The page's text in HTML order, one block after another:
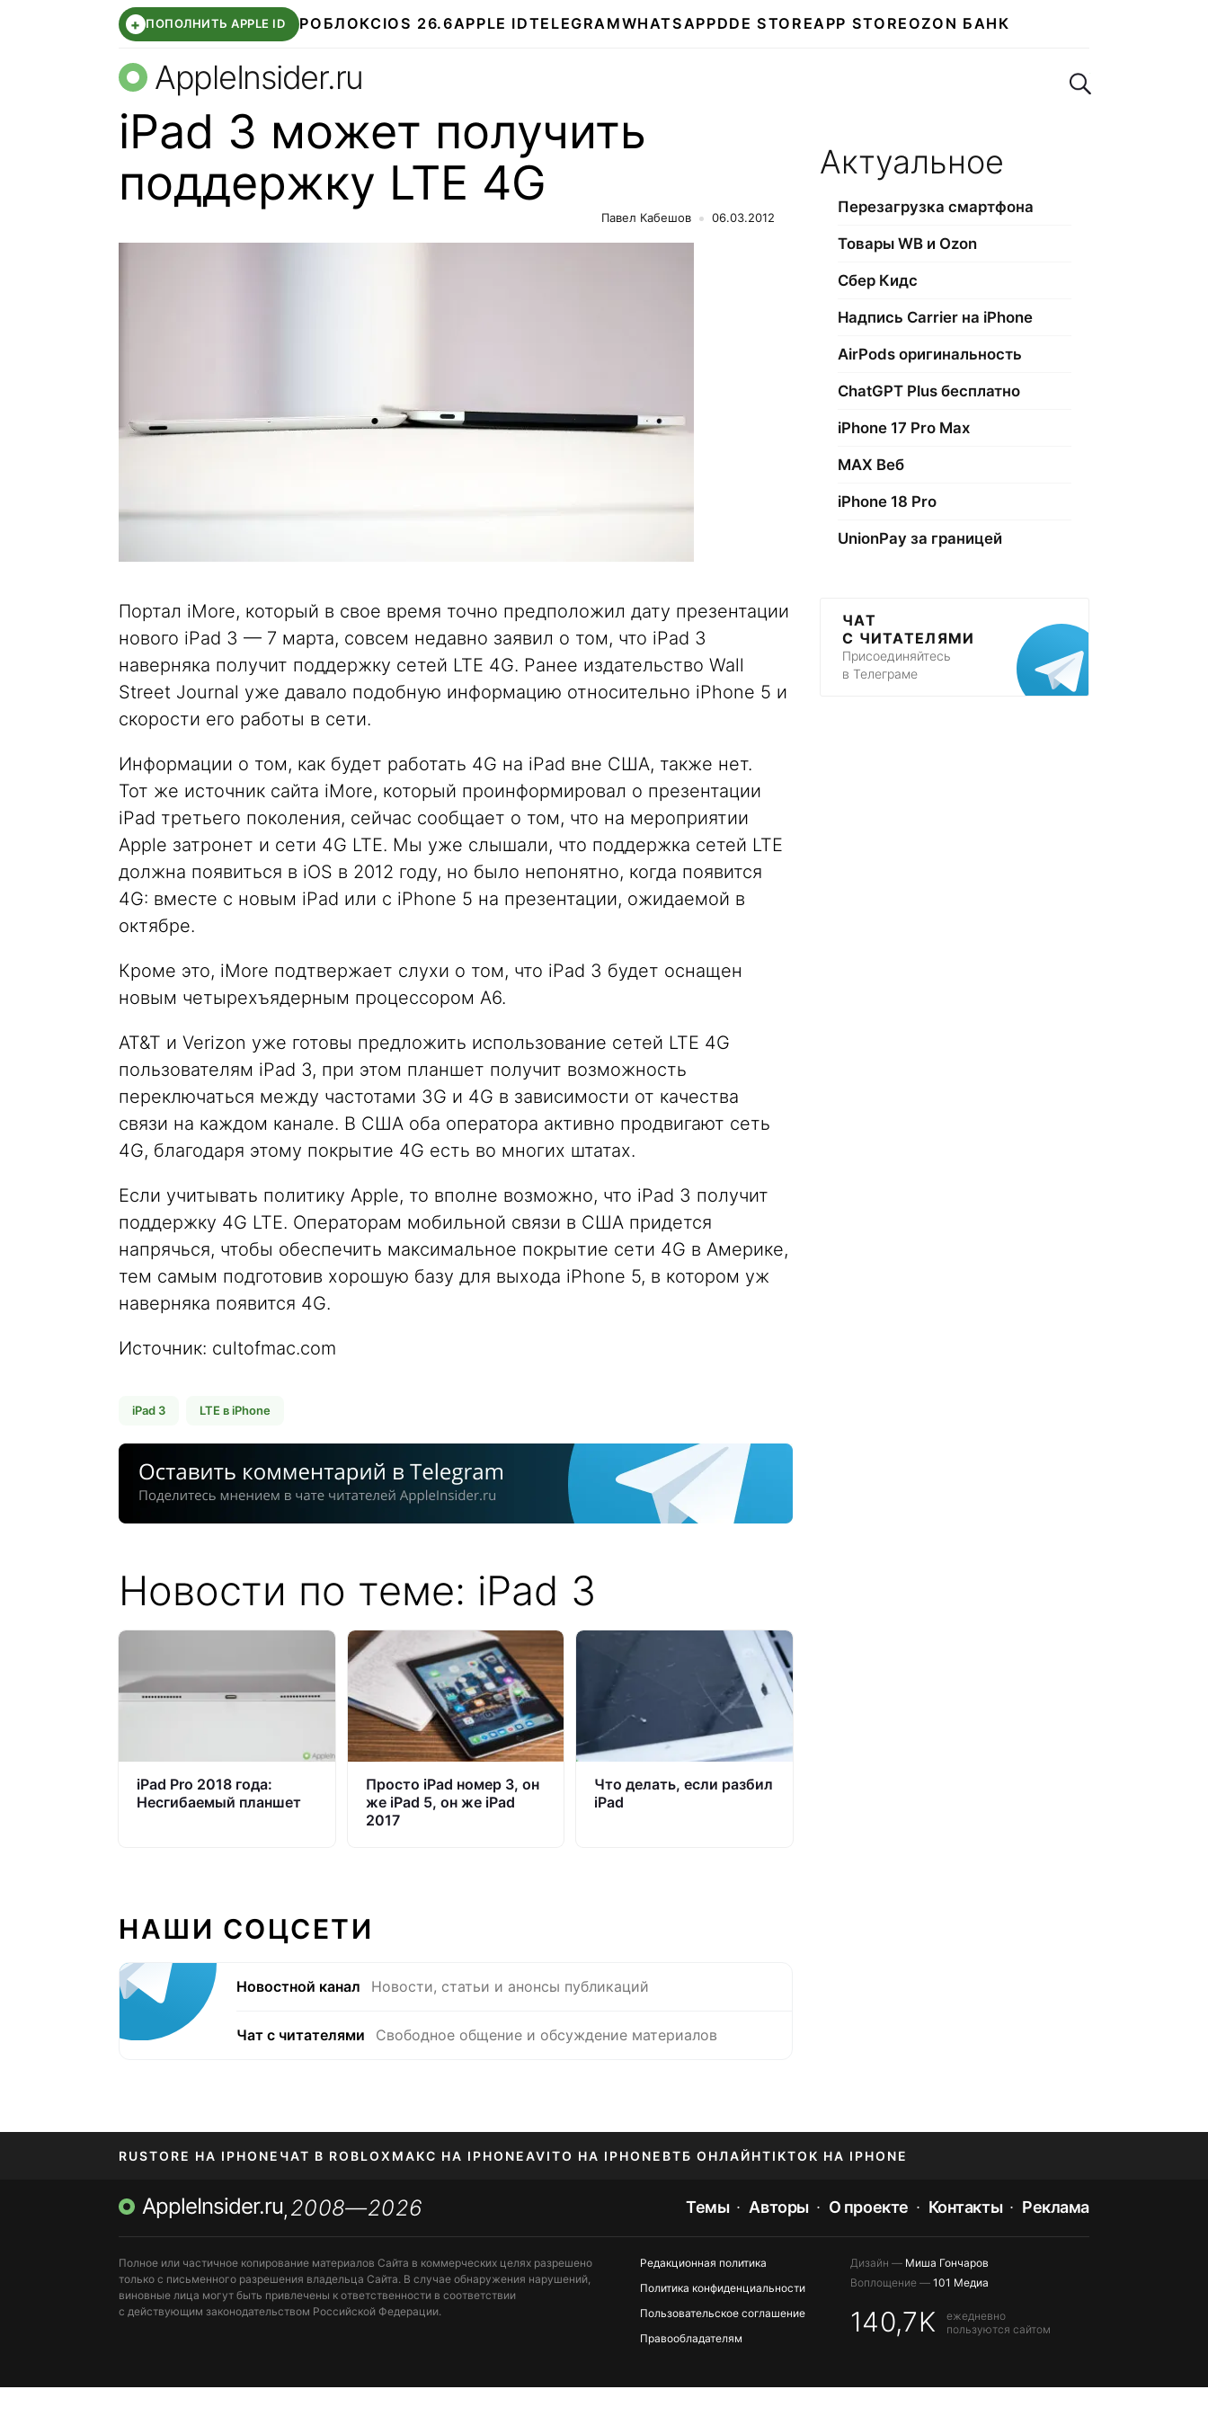
+ ПОПОЛНИТЬ APPLE ID РОБЛОКС IOS 26.6APPLE IDTELEGRAMWHATSAPPDDE STOREAPP STORE OZON БАНК
AppleInsider.ru Поиск по сайту
iPad 3 может получить
поддержку LTE 4G
Павел Кабешов 06.03.2012
Портал iMore, который в свое время точно предположил дату презентации
нового iPad 3 — 7 марта, совсем недавно заявил о том, что iPad 3
наверняка получит поддержку сетей LTE 4G. Ранее издательство Wall
Street Journal уже давало подобную информацию относительно iPhone 5 и
скорости его работы в сети.
Информации о том, как будет работать 4G на iPad вне США, также нет.
Тот же источник сайта iMore, который проинформировал о презентации
iPad третьего поколения, сейчас сообщает о том, что на мероприятии
Apple затронет и сети 4G LTE. Мы уже слышали, что поддержка сетей LTE
должна появиться в iOS в 2012 году, но было непонятно, когда появится
4G: вместе с новым iPad или с iPhone 5 на презентации, ожидаемой в
октябре.
Кроме это, iMore подтвержает слухи о том, что iPad 3 будет оснащен
новым четырехъядерным процессором A6.
AT&T и Verizon уже готовы предложить использование сетей LTE 4G
пользователям iPad 3, при этом планшет получит возможность
переключаться между частотами 3G и 4G в зависимости от качества
связи на каждом канале. В США оба оператора активно продвигают сеть
4G, благодаря этому покрытие 4G есть во многих штатах.
Если учитывать политику Apple, то вполне возможно, что iPad 3 получит
поддержку 4G LTE. Операторам мобильной связи в США придется
напрячься, чтобы обеспечить максимальное покрытие сети 4G в Америке,
тем самым подготовив хорошую базу для выхода iPhone 5, в котором уж
наверняка появится 4G.
Источник: cultofmac.com
iPad 3 LTE в iPhone
Новости по теме: iPad 3
iPad Pro 2018 года:
Несгибаемый планшет
Просто iPad номер 3, он
же iPad 5, он же iPad
2017
Что делать, если разбил
iPad
НАШИ СОЦСЕТИ
Новостной канал Новости, статьи и анонсы публикаций
Чат с читателями Свободное общение и обсуждение материалов
Актуальное
Перезагрузка смартфона
Товары WB и Ozon
Сбер Кидс
Надпись Carrier на iPhone
AirPods оригинальность
ChatGPT Plus бесплатно
iPhone 17 Pro Max
МАХ Веб
iPhone 18 Pro
UnionPay за границей
ЧАТ
С ЧИТАТЕЛЯМИ
Присоединяйтесь
в Телеграме
RUSTORE НА IPHONE ЧАТ В ROBLOX МАКС НА IPHONEAVITO НА IPHONE ВТБ ОНЛАЙНTIKTOK НА IPHONE
AppleInsider.ru, 2008—2026 Темы Авторы О проекте Контакты Реклама
Полное или частичное копирование материалов Сайта в коммерческих целях разрешено
только с письменного разрешения владельца Сайта. В случае обнаружения нарушений,
виновные лица могут быть привлечены к ответственности в соответствии
с действующим законодательством Российской Федерации.
Редакционная политика
Политика конфиденциальности
Пользовательское соглашение
Правообладателям
Дизайн — Миша Гончаров
Воплощение — 101 Медиа
140,7K
ежедневно
пользуются сайтом